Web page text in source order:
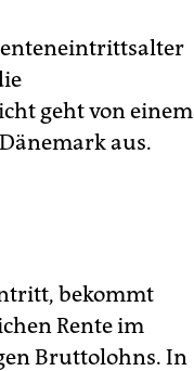
geht von einem
aus.
bekommt
Rente im
Bruttolohns. In